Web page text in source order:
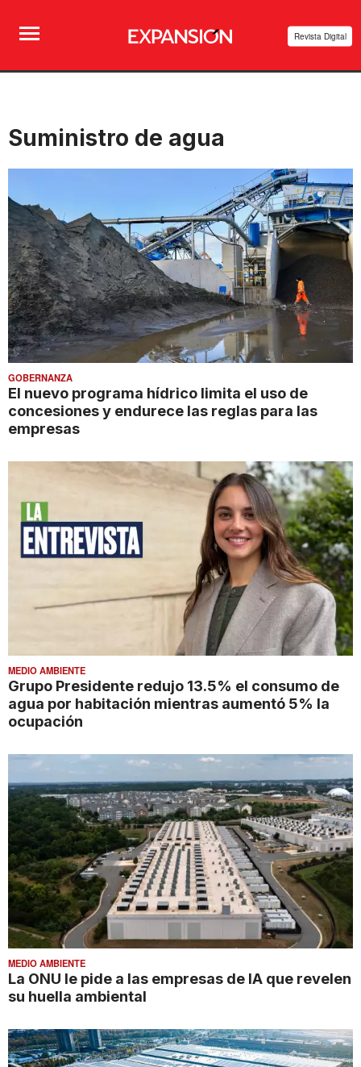
Revista Digital
Suministro de agua
GOBERNANZA
El nuevo programa hídrico limita el uso de
concesiones y endurece las reglas para las
empresas
MEDIO AMBIENTE
Grupo Presidente redujo 13.5% el consumo de
agua por habitación mientras aumentó 5% la
ocupación
MEDIO AMBIENTE
La ONU le pide a las empresas de IA que revelen
su huella ambiental